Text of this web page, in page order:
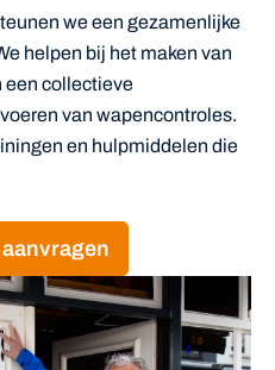
we een gezamenlijke
helpen bij het maken van
een collectieve
van wapencontroles.
en hulpmiddelen die